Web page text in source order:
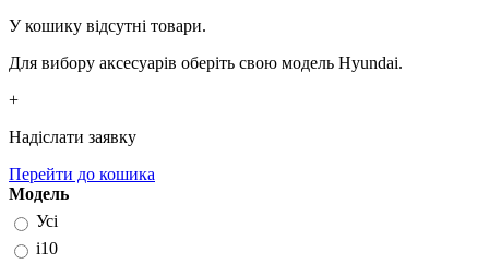
У кошику відсутні товари.
Для вибору аксесуарів оберіть свою модель Hyundai.
+
Надіслати заявку
Перейти до кошика
Модель
Усі
i10